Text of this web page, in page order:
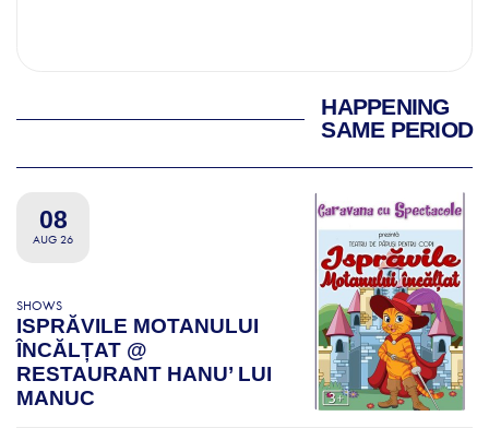
HAPPENING
SAME PERIOD
08
AUG 26
SHOWS
ISPRĂVILE MOTANULUI
ÎNCĂLȚAT @
RESTAURANT HANU’ LUI
MANUC